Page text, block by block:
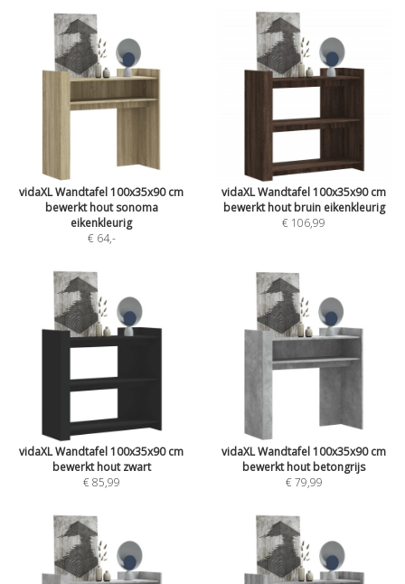
vidaXL Wandtafel 100x35x90 cm
bewerkt hout sonoma
eikenkleurig
€ 64,-
vidaXL Wandtafel 100x35x90 cm
bewerkt hout bruin eikenkleurig
€ 106,99
vidaXL Wandtafel 100x35x90 cm
bewerkt hout zwart
€ 85,99
vidaXL Wandtafel 100x35x90 cm
bewerkt hout betongrijs
€ 79,99